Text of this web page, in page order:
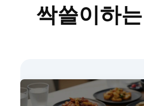
싹쓸이하